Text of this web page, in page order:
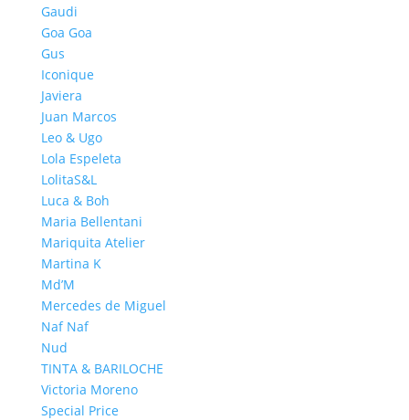
Gaudi
Goa Goa
Gus
Iconique
Javiera
Juan Marcos
Leo & Ugo
Lola Espeleta
LolitaS&L
Luca & Boh
Maria Bellentani
Mariquita Atelier
Martina K
Md’M
Mercedes de Miguel
Naf Naf
Nud
TINTA & BARILOCHE
Victoria Moreno
Special Price